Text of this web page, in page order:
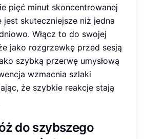
pięć minut skoncentrowanej
jest skuteczniejsze niż jedna
Włącz to do swojej
jako rozgrzewkę przed sesją
szybką przerwę umysłową
wzmacnia szlaki
że szybkie reakcje stają
do szybszego